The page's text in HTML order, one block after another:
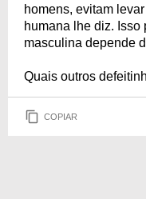
homens, evitam
humana lhe diz. Isso
masculina depende
Quais outros
COPIAR